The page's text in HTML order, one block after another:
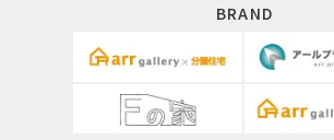
BRAND